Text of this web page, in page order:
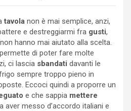
tavola non è mai semplice, anzi,
e destreggiarmi fra gusti,
hanno mai aiutato alla scelta.
di poter fare molte
ci lascia sbandati davanti le
sempre troppo pieno in
Eccoci quindi a proporre un
e che sappia mettere
aver messo d’accordo italiani e